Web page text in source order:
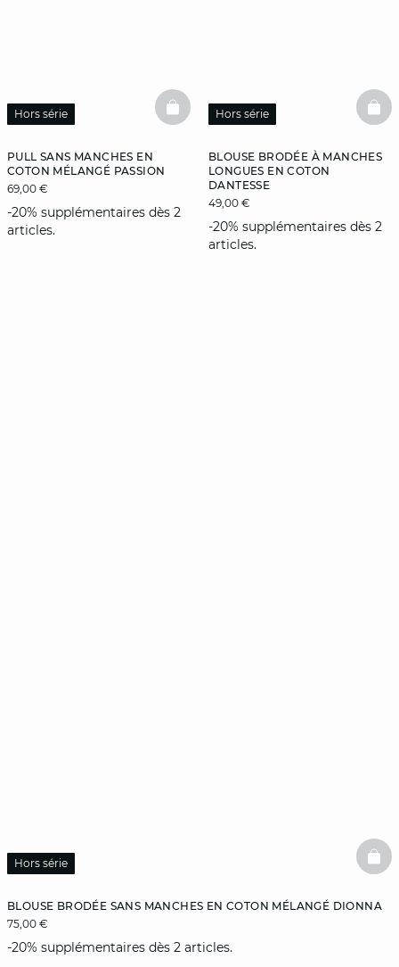
PULL SANS MANCHES EN
COTON MÉLANGÉ PASSION
69,00 €
-20% supplémentaires dès 2
articles.
Hors série BASKETFULL
BLOUSE BRODÉE À MANCHES
LONGUES EN COTON
DANTESSE
49,00 €
-20% supplémentaires dès 2
articles.
Hors série
BLOUSE BRODÉE SANS MANCHES EN COTON MÉLANGÉ DIONNA
75,00 €
-20% supplémentaires dès 2 articles.
Hors série